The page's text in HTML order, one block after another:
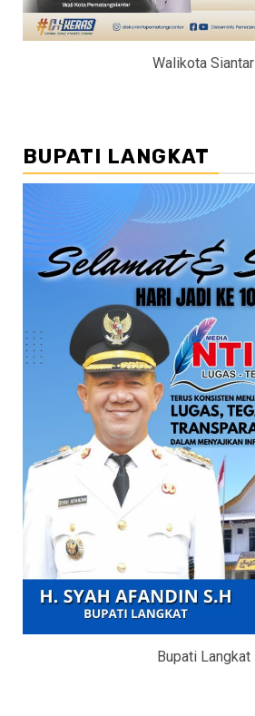
Walikota Siantar
BUPATI LANGKAT
Bupati Langkat